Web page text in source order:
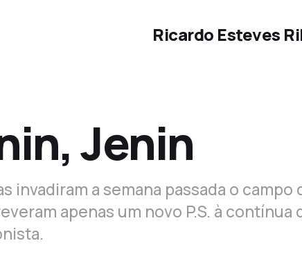
Ricardo Esteves
Jenin
invadiram a semana passada o campo
apenas um novo P.S. à contínua